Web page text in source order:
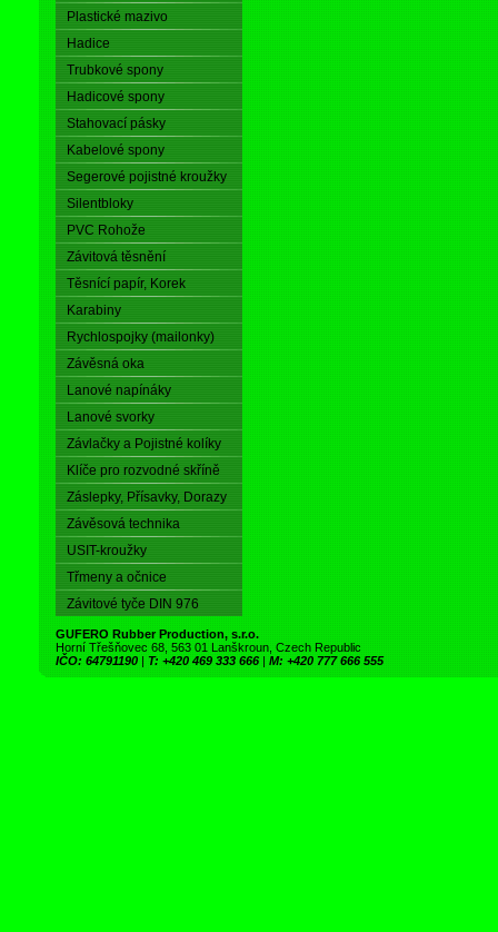
Plastické mazivo
Hadice
Trubkové spony
Hadicové spony
Stahovací pásky
Kabelové spony
Segerové pojistné kroužky
Silentbloky
PVC Rohože
Závitová těsnění
Těsnící papír, Korek
Karabiny
Rychlospojky (mailonky)
Závěsná oka
Lanové napínáky
Lanové svorky
Závlačky a Pojistné kolíky
Klíče pro rozvodné skříně
Záslepky, Přísavky, Dorazy
Závěsová technika
USIT-kroužky
Třmeny a očnice
Závitové tyče DIN 976
GUFERO Rubber Production, s.r.o.
Horní Třešňovec 68, 563 01 Lanškroun, Czech Republic
IČO: 64791190 | T: +420 469 333 666 | M: +420 777 666 555